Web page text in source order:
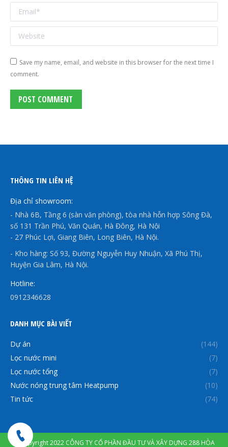
Email *
Website
Save my name, email, and website in this browser for the next time I
comment.
POST COMMENT
THÔNG TIN LIÊN HỆ
Địa chỉ showroom:
- Nhà 6B, Tầng 6 (sàn văn phòng), tòa nhà hỗn hợp Sông Đà,
số 131 Trần Phú, Văn Quán, Hà Đông, Hà Nội
- 27 Phúc Lợi, Giang Biên, Long Biên, Hà Nội.
- Kho hàng: Số 93, Đường Nguyễn Huy Nhuận, Xã Phú Thị,
Huyện Gia Lâm, Hà Nội.
Hotline:
0912346628
DANH MỤC BÀI VIẾT
Dự án
(144)
Lọc nước mini
(7)
Lọc nước tổng
(7)
Nước nóng trung tâm Heatpump
(10)
Tin tức
(74)
© Copyright 2022 CÔNG TY CỔ PHẦN ĐẦU TƯ VÀ XÂY DỰNG 288 HÒA